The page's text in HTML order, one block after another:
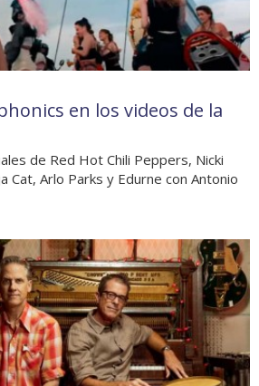
en los videos de la
de Red Hot Chili Peppers, Nicki
Cat, Arlo Parks y Edurne con Antonio